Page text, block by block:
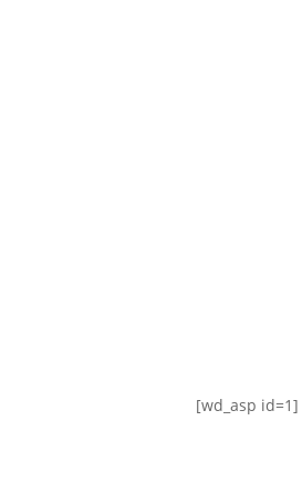
[wd_asp id=1]